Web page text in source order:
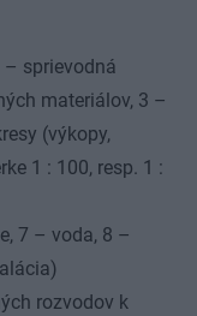
– sprievodná
materiálov, 3 –
(výkopy,
1 : 100, resp. 1 :
7 – voda, 8 –
rozvodov k